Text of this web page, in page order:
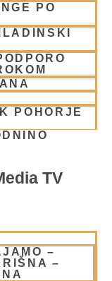
PO
POHORJE
–
–
TV
na